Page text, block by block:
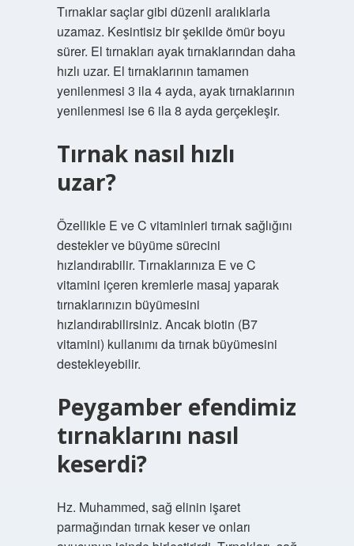
Tırnaklar saçlar gibi düzenli aralıklarla
uzamaz. Kesintisiz bir şekilde ömür boyu
sürer. El tırnakları ayak tırnaklarından daha
hızlı uzar. El tırnaklarının tamamen
yenilenmesi 3 ila 4 ayda, ayak tırnaklarının
yenilenmesi ise 6 ila 8 ayda gerçekleşir.
Tırnak nasıl hızlı
uzar?
Özellikle E ve C vitaminleri tırnak sağlığını
destekler ve büyüme sürecini
hızlandırabilir. Tırnaklarınıza E ve C
vitamini içeren kremlerle masaj yaparak
tırnaklarınızın büyümesini
hızlandırabilirsiniz. Ancak biotin (B7
vitamini) kullanımı da tırnak büyümesini
destekleyebilir.
Peygamber efendimiz
tırnaklarını nasıl
keserdi?
Hz. Muhammed, sağ elinin işaret
parmağından tırnak keser ve onları